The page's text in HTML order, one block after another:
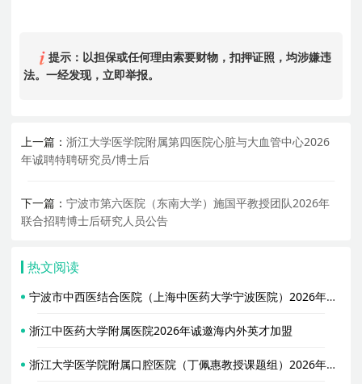
提示：以担保或任何理由索要财物，扣押证照，均涉嫌违
法。一经发现，立即举报。
上一篇：浙江大学医学院附属第四医院心脏与大血管中心2026
年诚聘特聘研究员/博士后
下一篇：宁波市第六医院（东南大学）施国平教授团队2026年
联合招聘博士后研究人员公告
热文阅读
宁波市中西医结合医院（上海中医药大学宁波医院）2026年招聘博士后研究人员公告
浙江中医药大学附属医院2026年诚邀海内外英才加盟
浙江大学医学院附属口腔医院（丁佩惠教授课题组）2026年招聘1名学科博士后